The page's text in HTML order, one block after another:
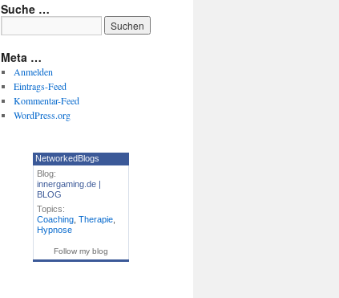
Suche …
Meta …
Anmelden
Eintrags-Feed
Kommentar-Feed
WordPress.org
NetworkedBlogs
Blog:
innergaming.de |
BLOG
Topics:
Coaching Therapie
Hypnose
Follow my blog